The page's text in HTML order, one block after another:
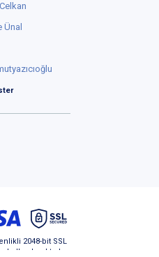
Ünal
2048-bit SSL
kullanılmaktadır.